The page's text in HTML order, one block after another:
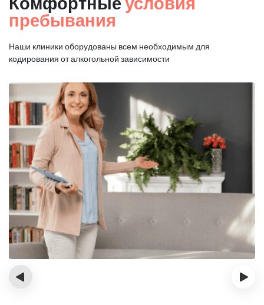
пребывания
Наши клиники оборудованы всем необходимым для
кодирования от алкогольной зависимости
‹ ›